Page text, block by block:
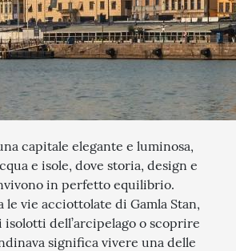
capitale elegante e luminosa,
e isole, dove storia, design e
in perfetto equilibrio.
le vie acciottolate di Gamla Stan,
isolotti dell’arcipelago o scoprire
significa vivere una delle
SETTEMBRE
OTTOBRE
DI OGNISSANTI
NOVEMBRE
NOVITA
EXCLUSIVE
CON ESCURSIONI
TOUR ESCORTED
DI PASSEGGIATA
SCOPERTA
NATURA
DELLO SPIRITO
IL TUO VIAGGIO